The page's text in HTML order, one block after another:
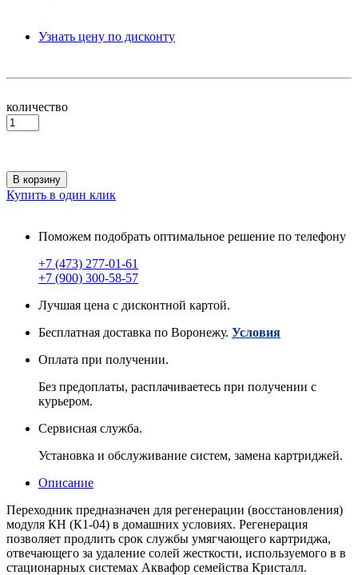
Узнать цену по дисконту
количество
В корзину
Купить в один клик
Поможем подобрать оптимальное решение по телефону
+7 (473) 277-01-61
+7 (900) 300-58-57
Лучшая цена с дисконтной картой.
Бесплатная доставка по Воронежу. Условия
Оплата при получении.
Без предоплаты, расплачиваетесь при получении с
курьером.
Сервисная служба.
Установка и обслуживание систем, замена картриджей.
Описание
Переходник предназначен для регенерации (восстановления)
модуля КН (К1-04) в домашних условиях. Регенерация
позволяет продлить срок службы умягчающего картриджа,
отвечающего за удаление солей жесткости, используемого в в
стационарных системах Аквафор семейства Кристалл.